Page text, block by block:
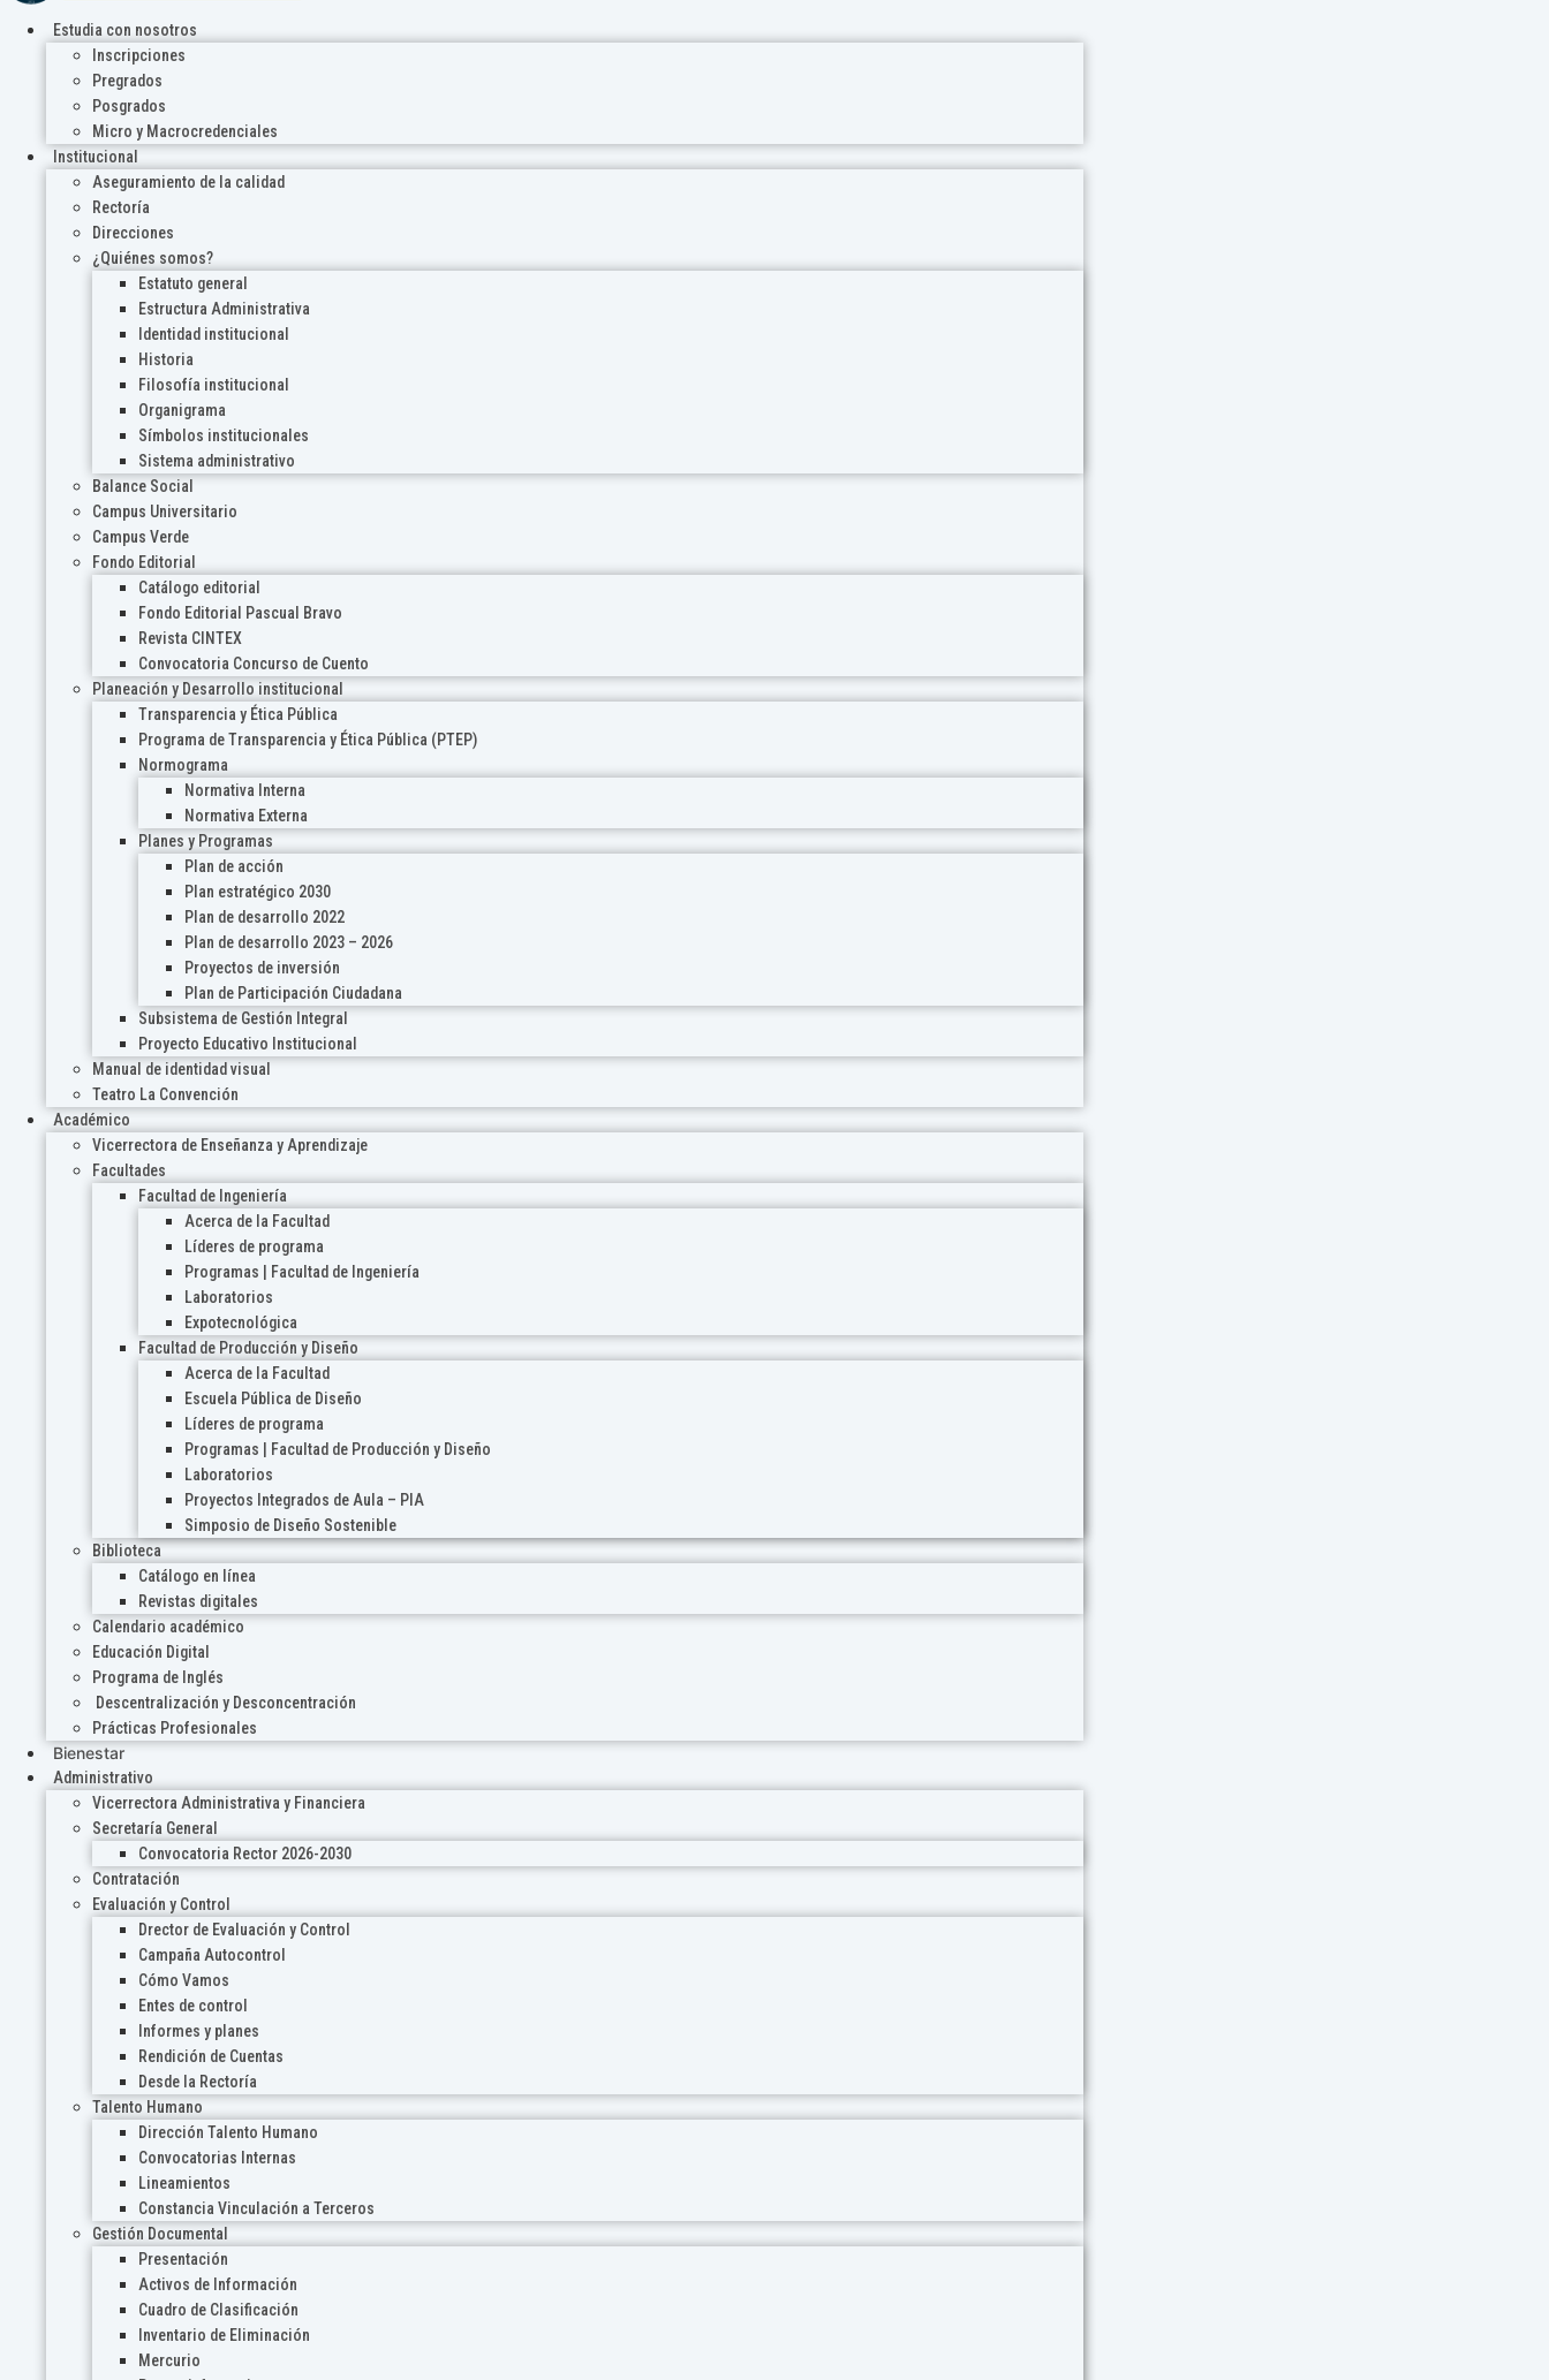
Estudia con nosotros
Inscripciones
Pregrados
Posgrados
Micro y Macrocredenciales
Institucional
Aseguramiento de la calidad
Rectoría
Direcciones
¿Quiénes somos?
Estatuto general
Estructura Administrativa
Identidad institucional
Historia
Filosofía institucional
Organigrama
Símbolos institucionales
Sistema administrativo
Balance Social
Campus Universitario
Campus Verde
Fondo Editorial
Catálogo editorial
Fondo Editorial Pascual Bravo
Revista CINTEX
Convocatoria Concurso de Cuento
Planeación y Desarrollo institucional
Transparencia y Ética Pública
Programa de Transparencia y Ética Pública (PTEP)
Normograma
Normativa Interna
Normativa Externa
Planes y Programas
Plan de acción
Plan estratégico 2030
Plan de desarrollo 2022
Plan de desarrollo 2023 – 2026
Proyectos de inversión
Plan de Participación Ciudadana
Subsistema de Gestión Integral
Proyecto Educativo Institucional
Manual de identidad visual
Teatro La Convención
Académico
Vicerrectora de Enseñanza y Aprendizaje
Facultades
Facultad de Ingeniería
Acerca de la Facultad
Líderes de programa
Programas | Facultad de Ingeniería
Laboratorios
Expotecnológica
Facultad de Producción y Diseño
Acerca de la Facultad
Escuela Pública de Diseño
Líderes de programa
Programas | Facultad de Producción y Diseño
Laboratorios
Proyectos Integrados de Aula – PIA
Simposio de Diseño Sostenible
Biblioteca
Catálogo en línea
Revistas digitales
Calendario académico
Educación Digital
Programa de Inglés
Descentralización y Desconcentración
Prácticas Profesionales
Bienestar
Administrativo
Vicerrectora Administrativa y Financiera
Secretaría General
Convocatoria Rector 2026-2030
Contratación
Evaluación y Control
Drector de Evaluación y Control
Campaña Autocontrol
Cómo Vamos
Entes de control
Informes y planes
Rendición de Cuentas
Desde la Rectoría
Talento Humano
Dirección Talento Humano
Convocatorias Internas
Lineamientos
Constancia Vinculación a Terceros
Gestión Documental
Presentación
Activos de Información
Cuadro de Clasificación
Inventario de Eliminación
Mercurio